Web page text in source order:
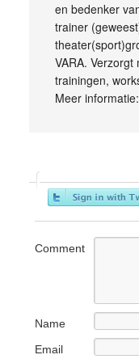
en bedenker
trainer
VARA.
trainingen,
Meer
Comment
Name
Email